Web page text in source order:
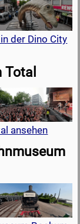
der Dino City
Total
ansehen